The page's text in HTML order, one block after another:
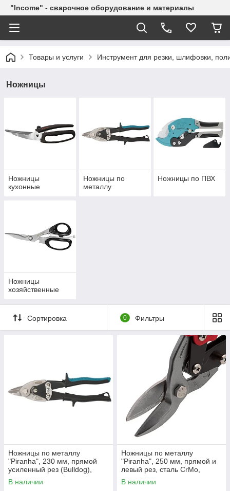
"Income" - сварочное оборудование и материалы
Товары и услуги Инструмент для резки, шлифовки,
Ножницы
Ножницы
кухонные
Ножницы по
металлу
Ножницы по ПВХ
Ножницы
хозяйственные
Сортировка 0 Фильтры
Ножницы по металлу
"Piranha", 230 мм, прямой
усиленный рез (Bulldog),
сталь СrMo,
двухкомпонентная рукоятка-
В наличии
Ножницы по металлу
"Piranha", 250 мм, прямой и
левый рез, сталь СrMo,
двухкомпонентные рукоятки
Gross
В наличии